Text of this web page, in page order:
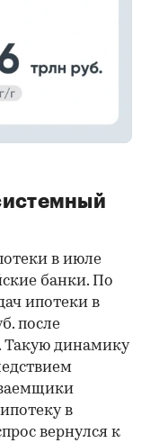
в июле
банки. По
ипотеки в
после
Такую динамику
в
вернулся к